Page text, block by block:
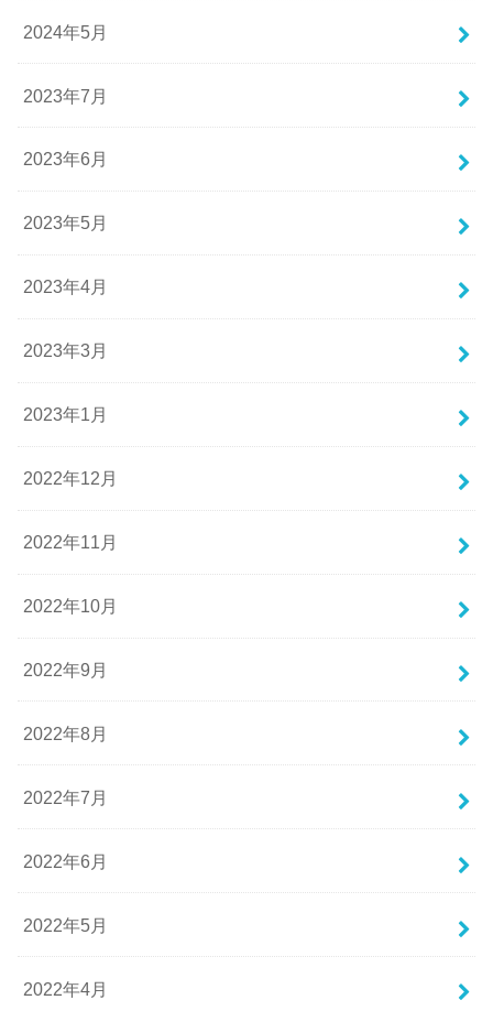
2024年5月
2023年7月
2023年6月
2023年5月
2023年4月
2023年3月
2023年1月
2022年12月
2022年11月
2022年10月
2022年9月
2022年8月
2022年7月
2022年6月
2022年5月
2022年4月